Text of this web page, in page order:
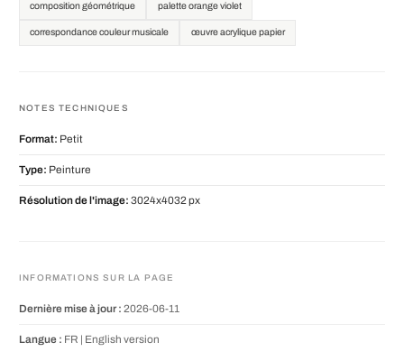
composition géométrique palette orange violet
correspondance couleur musicale œuvre acrylique papier
NOTES TECHNIQUES
Format: Petit
Type: Peinture
Résolution de l'image: 3024x4032 px
INFORMATIONS SUR LA PAGE
Dernière mise à jour : 2026-06-11
Langue : FR | English version